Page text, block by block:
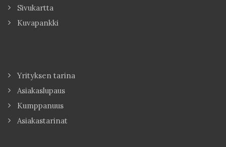
Sivukartta
Kuvapankki
Yrityksen tarina
Asiakaslupaus
Kumppanuus
Asiakastarinat